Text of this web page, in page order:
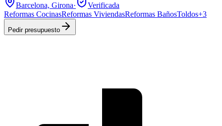
Barcelona, Girona·
Verificada
Reformas CocinasReformas ViviendasReformas BañosToldos+3
Pedir presupuesto